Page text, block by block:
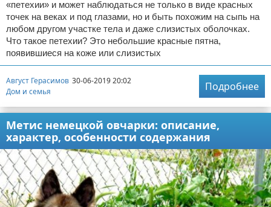
«петехии» и может наблюдаться не только в виде красных
точек на веках и под глазами, но и быть похожим на сыпь на
любом другом участке тела и даже слизистых оболочках.
Что такое петехии? Это небольшие красные пятна,
появившиеся на коже или слизистых
Август Герасимов 30-06-2019 20:02
Дом и семья
Подробнее
Метис немецкой овчарки: описание,
характер, особенности содержания